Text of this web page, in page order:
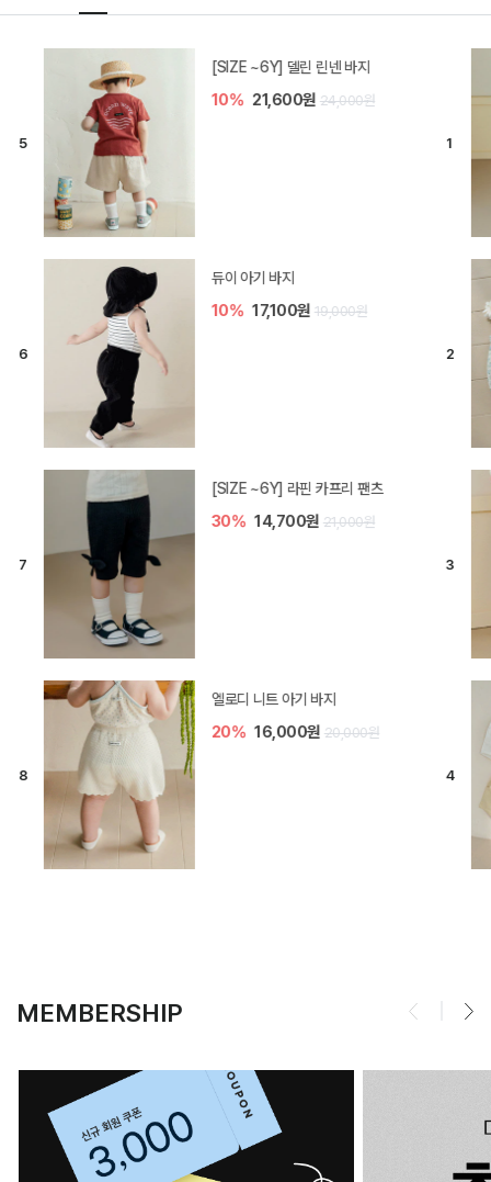
[SIZE ~6Y] 델린 린넨 바지
10% 21,600원 24,000원
듀이 아기 바지
10% 17,100원 19,000원
[SIZE ~6Y] 라핀 카프리 팬츠
30% 14,700원 21,000원
엘로디 니트 아기 바지
20% 16,000원 20,000원
MEMBERSHIP